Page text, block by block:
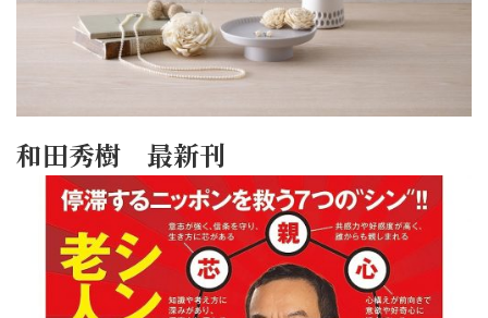
和田秀樹 最新刊